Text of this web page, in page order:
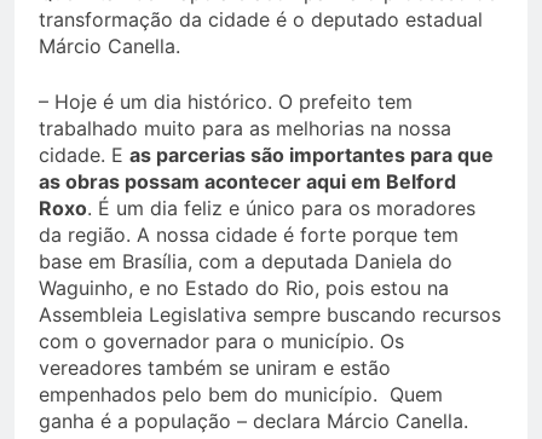
transformação da cidade é o deputado estadual
Márcio Canella.
– Hoje é um dia histórico. O prefeito tem
trabalhado muito para as melhorias na nossa
cidade. E as parcerias são importantes para que
as obras possam acontecer aqui em Belford
Roxo. É um dia feliz e único para os moradores
da região. A nossa cidade é forte porque tem
base em Brasília, com a deputada Daniela do
Waguinho, e no Estado do Rio, pois estou na
Assembleia Legislativa sempre buscando recursos
com o governador para o município. Os
vereadores também se uniram e estão
empenhados pelo bem do município. Quem
ganha é a população – declara Márcio Canella.